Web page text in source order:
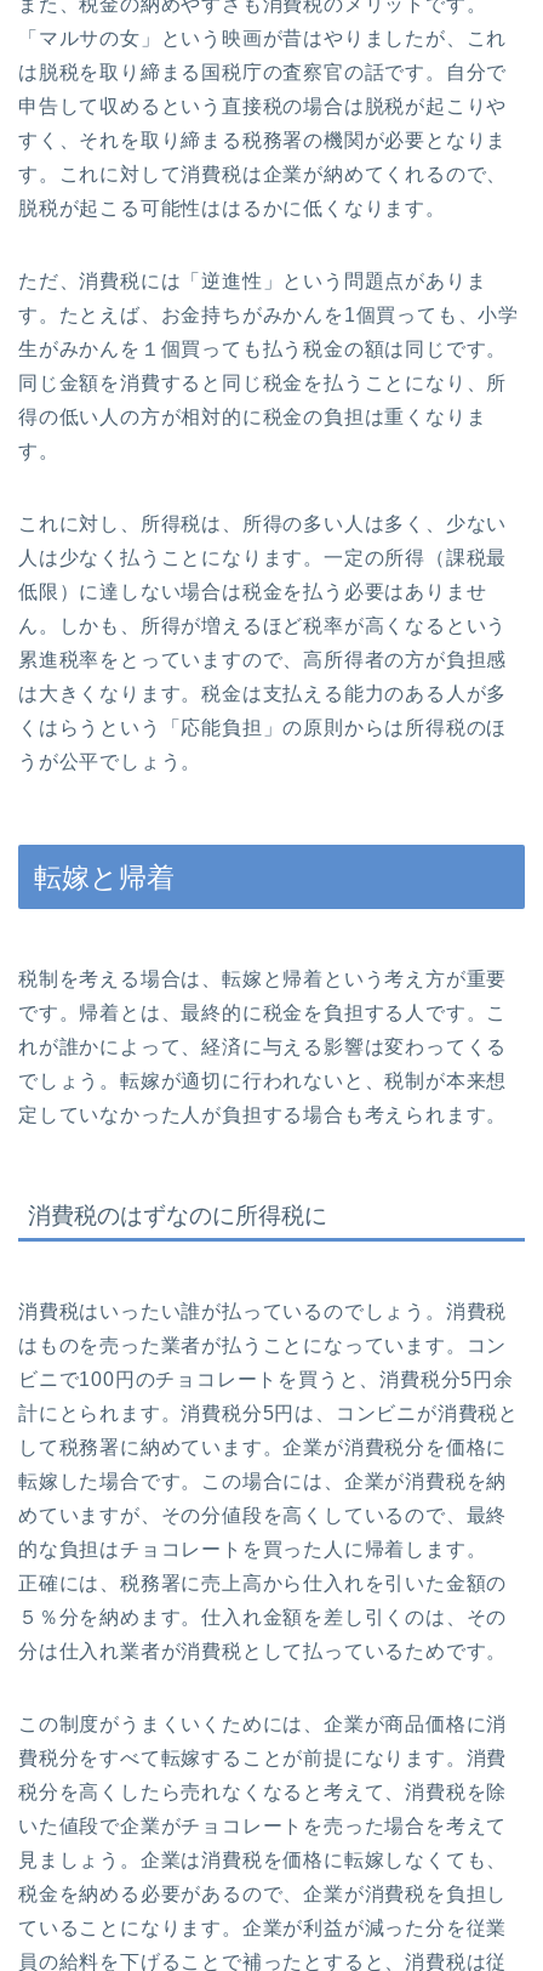
「マルサの女」という映画が昔はやりましたが、これ
は脱税を取り締まる国税庁の査察官の話です。自分で
申告して収めるという直接税の場合は脱税が起こりや
すく、それを取り締まる税務署の機関が必要となりま
す。これに対して消費税は企業が納めてくれるので、
脱税が起こる可能性ははるかに低くなります。
ただ、消費税には「逆進性」という問題点がありま
す。たとえば、お金持ちがみかんを1個買っても、小学
生がみかんを１個買っても払う税金の額は同じです。
同じ金額を消費すると同じ税金を払うことになり、所
得の低い人の方が相対的に税金の負担は重くなりま
す。
これに対し、所得税は、所得の多い人は多く、少ない
人は少なく払うことになります。一定の所得（課税最
低限）に達しない場合は税金を払う必要はありませ
ん。しかも、所得が増えるほど税率が高くなるという
累進税率をとっていますので、高所得者の方が負担感
は大きくなります。税金は支払える能力のある人が多
くはらうという「応能負担」の原則からは所得税のほ
うが公平でしょう。
転嫁と帰着
税制を考える場合は、転嫁と帰着という考え方が重要
です。帰着とは、最終的に税金を負担する人です。こ
れが誰かによって、経済に与える影響は変わってくる
でしょう。転嫁が適切に行われないと、税制が本来想
定していなかった人が負担する場合も考えられます。
消費税のはずなのに所得税に
消費税はいったい誰が払っているのでしょう。消費税
はものを売った業者が払うことになっています。コン
ビニで100円のチョコレートを買うと、消費税分5円余
計にとられます。消費税分5円は、コンビニが消費税と
して税務署に納めています。企業が消費税分を価格に
転嫁した場合です。この場合には、企業が消費税を納
めていますが、その分値段を高くしているので、最終
的な負担はチョコレートを買った人に帰着します。
正確には、税務署に売上高から仕入れを引いた金額の
５％分を納めます。仕入れ金額を差し引くのは、その
分は仕入れ業者が消費税として払っているためです。
この制度がうまくいくためには、企業が商品価格に消
費税分をすべて転嫁することが前提になります。消費
税分を高くしたら売れなくなると考えて、消費税を除
いた値段で企業がチョコレートを売った場合を考えて
見ましょう。企業は消費税を価格に転嫁しなくても、
税金を納める必要があるので、企業が消費税を負担し
ていることになります。企業が利益が減った分を従業
員の給料を下げることで補ったとすると、消費税は従